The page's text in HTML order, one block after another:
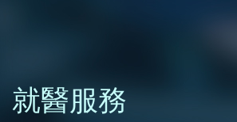
就醫服務